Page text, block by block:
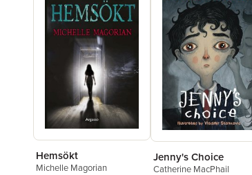
Hemsökt
Michelle Magorian
Jenny's Choice
Catherine MacPhail